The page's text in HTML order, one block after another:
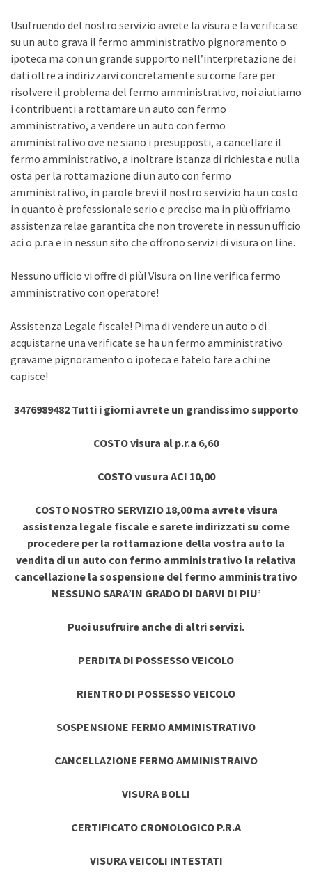
Usufruendo del nostro servizio avrete la visura e la verifica se
su un auto grava il fermo amministrativo pignoramento o
ipoteca ma con un grande supporto nell’interpretazione dei
dati oltre a indirizzarvi concretamente su come fare per
risolvere il problema del fermo amministrativo, noi aiutiamo
i contribuenti a rottamare un auto con fermo
amministrativo, a vendere un auto con fermo
amministrativo ove ne siano i presupposti, a cancellare il
fermo amministrativo, a inoltrare istanza di richiesta e nulla
osta per la rottamazione di un auto con fermo
amministrativo, in parole brevi il nostro servizio ha un costo
in quanto è professionale serio e preciso ma in più offriamo
assistenza relae garantita che non troverete in nessun ufficio
aci o p.r.a e in nessun sito che offrono servizi di visura on line.
Nessuno ufficio vi offre di più! Visura on line verifica fermo
amministrativo con operatore!
Assistenza Legale fiscale! Pima di vendere un auto o di
acquistarne una verificate se ha un fermo amministrativo
gravame pignoramento o ipoteca e fatelo fare a chi ne
capisce!
3476989482 Tutti i giorni avrete un grandissimo supporto
COSTO visura al p.r.a 6,60
COSTO vusura ACI 10,00
COSTO NOSTRO SERVIZIO 18,00 ma avrete visura
assistenza legale fiscale e sarete indirizzati su come
procedere per la rottamazione della vostra auto la
vendita di un auto con fermo amministrativo la relativa
cancellazione la sospensione del fermo amministrativo
NESSUNO SARA’IN GRADO DI DARVI DI PIU’
Puoi usufruire anche di altri servizi.
PERDITA DI POSSESSO VEICOLO
RIENTRO DI POSSESSO VEICOLO
SOSPENSIONE FERMO AMMINISTRATIVO
CANCELLAZIONE FERMO AMMINISTRAIVO
VISURA BOLLI
CERTIFICATO CRONOLOGICO P.R.A
VISURA VEICOLI INTESTATI